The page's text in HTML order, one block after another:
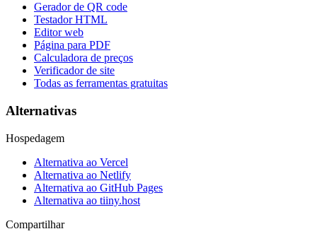
Gerador de QR code
Testador HTML
Editor web
Página para PDF
Calculadora de preços
Verificador de site
Todas as ferramentas gratuitas
Alternativas
Hospedagem
Alternativa ao Vercel
Alternativa ao Netlify
Alternativa ao GitHub Pages
Alternativa ao tiiny.host
Compartilhar